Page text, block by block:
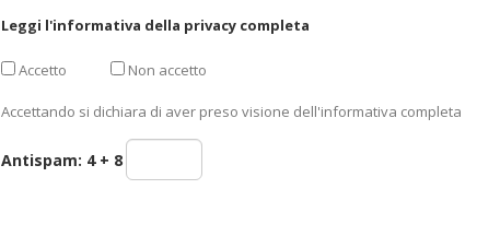
Leggi l'informativa della privacy completa
Accetto Non accetto
Accettando si dichiara di aver preso visione dell'informativa completa
Antispam: 4 + 8